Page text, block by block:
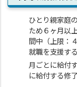
ひとり親家庭
ため６ヶ月以
間中（上限：
就職を支援す
月ごとに給付
に給付する修